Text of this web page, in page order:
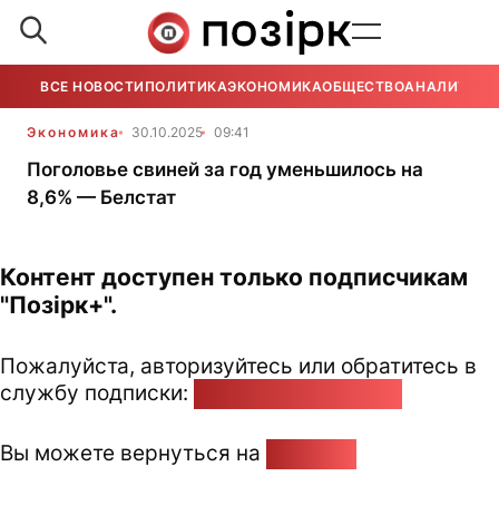
ВСЕ НОВОСТИ ПОЛИТИКАЭКОНОМИКАОБЩЕСТВОАНАЛИТИКА
Экономика 30.10.2025 09:41
Поголовье свиней за год уменьшилось на
8,6% — Белстат
Контент доступен только подписчикам
"Позірк+".
Пожалуйста, авторизуйтесь или обратитесь в
службу подписки:
Вы можете вернуться на